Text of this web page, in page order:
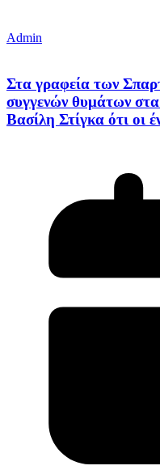
Admin
Στα γραφεία των
συγγενών θυμάτων
Βασίλη Στίγκα ότι οι